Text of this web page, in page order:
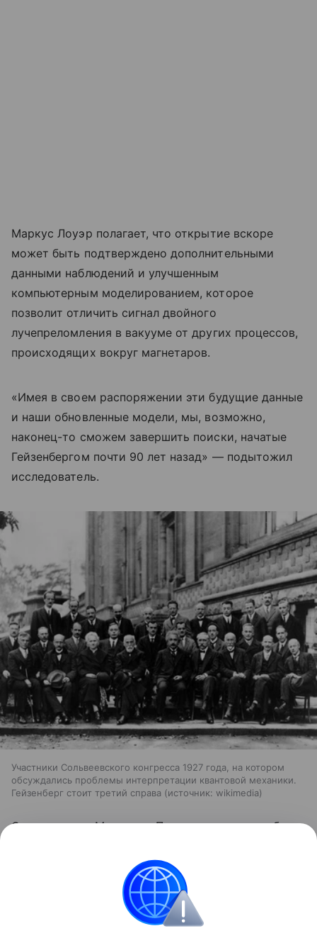
Маркус Лоуэр полагает, что открытие вскоре
может быть подтверждено дополнительными
данными наблюдений и улучшенным
компьютерным моделированием, которое
позволит отличить сигнал двойного
лучепреломления в вакууме от других процессов,
происходящих вокруг магнетаров.
«Имея в своем распоряжении эти будущие данные
и наши обновленные модели, мы, возможно,
наконец-то сможем завершить поиски, начатые
Гейзенбергом почти 90 лет назад» — подытожил
исследователь.
Участники Сольвеевского конгресса 1927 года, на котором
обсуждались проблемы интерпретации квантовой механики.
Гейзенберг стоит третий справа
источник: wikimedia
О летящем по Млечному Пути магнетаре-зомби,
Астрофизика